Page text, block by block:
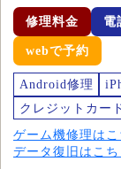
修理料金 電
webで予約
Android修理
クレジットカー
ゲーム機修理はこ
データ復旧はこち